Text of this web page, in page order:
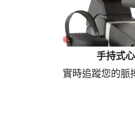
手持式
實時追蹤您的脈